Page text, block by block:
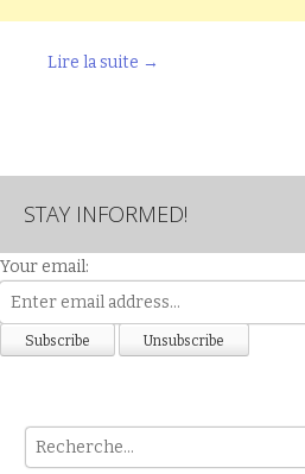
Lire la suite →
STAY INFORMED!
Your email:
Rech